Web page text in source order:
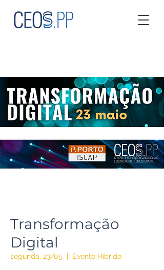
Transformação
Digital
segunda, 23/05
  |
Evento Híbrido